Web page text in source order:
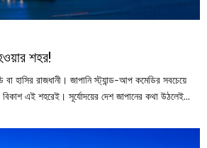
শহর!
বা হাসির রাজধানী। জাপানি স্ট্যান্ড-আপ কমেডির সবচেয়ে
বিকাশ এই শহরেই। সূর্যোদয়ের দেশ জাপানের কথা উঠলেই...